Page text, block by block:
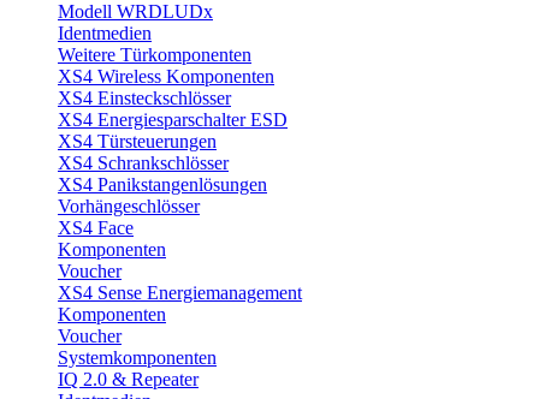
Modell WRDLUDx
Identmedien
Weitere Türkomponenten
XS4 Wireless Komponenten
XS4 Einsteckschlösser
XS4 Energiesparschalter ESD
XS4 Türsteuerungen
XS4 Schrankschlösser
XS4 Panikstangenlösungen
Vorhängeschlösser
XS4 Face
Komponenten
Voucher
XS4 Sense Energiemanagement
Komponenten
Voucher
Systemkomponenten
IQ 2.0 & Repeater